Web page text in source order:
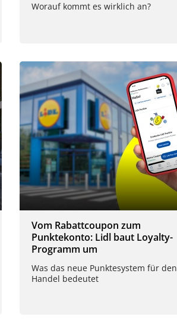
Worauf kommt es wirklich an?
Vom Rabattcoupon zum
Punktekonto: Lidl baut Loyalty-
Programm um
Was das neue Punktesystem für den
Handel bedeutet